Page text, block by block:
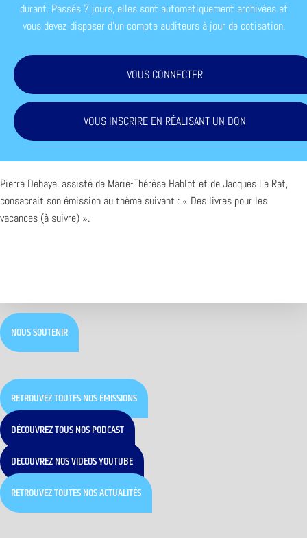
durant. Passés 7 jours, elles sont automatiquement archivées et
vous devez disposer d'un compte auditeurs à jour de cotisation.
VOUS CONNECTER
VOUS INSCRIRE EN RÉALISANT UN DON
Pierre Dehaye, assisté de Marie-Thérèse Hablot et de Jacques Le Rat,
consacrait son émission au thème suivant : « Des livres pour les
vacances (à suivre) ».
NOUS SOUTENIR
RETROUVEZ TOUTES NOS ÉMISSIONS
DÉCOUVREZ TOUS NOS PODCAST
DÉCOUVREZ NOS VIDÉOS YOUTUBE
RETROUVEZ TOUTES NOS ACTUALITÉS